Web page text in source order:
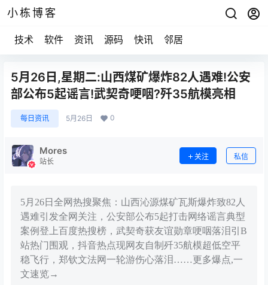
小栋博客
技术 软件 资讯 源码 快讯 邻居
5月26日,星期二:山西煤矿爆炸82人遇难!公安
部公布5起谣言!武契奇哽咽?歼35航模亮相
每日资讯 5月26日 0
Mores
站长
关注 私信
5月26日全网热搜聚焦：山西沁源煤矿瓦斯爆炸致82人
遇难引发全网关注，公安部公布5起打击网络谣言典型
案例登上百度热搜榜，武契奇获友谊勋章哽咽落泪引B
站热门围观，抖音热点现网友自制歼35航模超低空平
稳飞行，郑钦文法网一轮游伤心落泪……更多爆点,一
文速览→